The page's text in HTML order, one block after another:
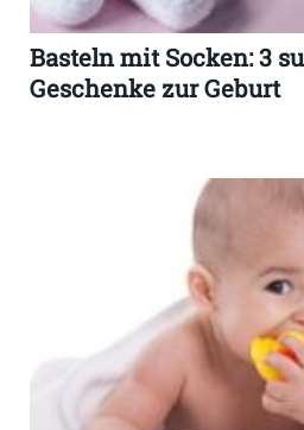
Basteln mit Socken: 3
Geschenke zur Geburt